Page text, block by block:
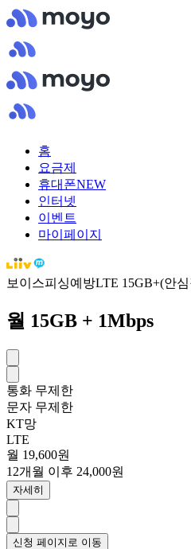
홈
요금제
휴대폰NEW
인터넷
이벤트
마이페이지
보이스피싱예방LTE 15GB+(안
월 15GB + 1Mbps
통화 무제한
문자 무제한
KT망
LTE
월 19,600원
12개월 이후 24,000원
자세히
신청 페이지로 이동